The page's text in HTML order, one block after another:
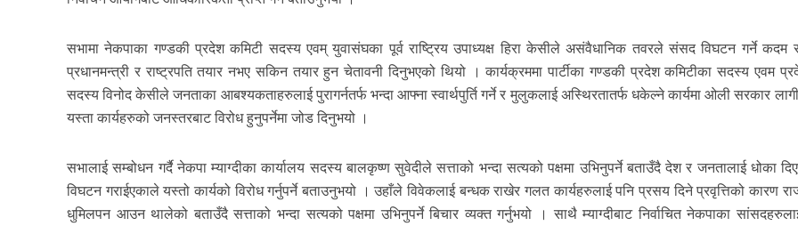
सभामा नेकपाका गण्डकी प्रदेश कमिटी सदस्य एवम् युवासंघका पूर्व राष्ट्रिय उपाध्यक्ष हिरा केसीले असंवैधानिक तवरले संसद विघटन गर्ने कदम
प्रधानमन्त्री र राष्ट्रपति तयार नभए सकिन तयार हुन चेतावनी दिनुभएको थियो । कार्यक्रममा पार्टीका गण्डकी प्रदेश कमिटीका सदस्य एवम
सदस्य विनोद केसीले जनताका आबश्यकताहरुलाई पुरागर्नतर्फ भन्दा आफ्ना स्वार्थपुर्ति गर्ने र मुलुकलाई अस्थिरतातर्फ धकेल्ने कार्यमा ओली सरकार
यस्ता कार्यहरुको जनस्तरबाट विरोध हुनुपर्नेमा जोड दिनुभयो ।
सभालाई सम्बोधन गर्दै नेकपा म्याग्दीका कार्यालय सदस्य बालकृष्ण सुवेदीले सत्ताको भन्दा सत्यको पक्षमा उभिनुपर्ने बताउँदै देश र जनतालाई धोका
विघटन गराईएकाले यस्तो कार्यको विरोध गर्नुपर्ने बताउनुभयो । उहाँले विवेकलाई बन्धक राखेर गलत कार्यहरुलाई पनि प्रसय दिने प्रवृत्तिको कारण
धुमिलपन आउन थालेको बताउँदै सत्ताको भन्दा सत्यको पक्षमा उभिनुपर्ने बिचार व्यक्त गर्नुभयो । साथै म्याग्दीबाट निर्वाचित नेकपाका